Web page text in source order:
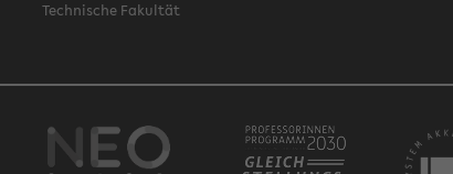
Technische Fakultät